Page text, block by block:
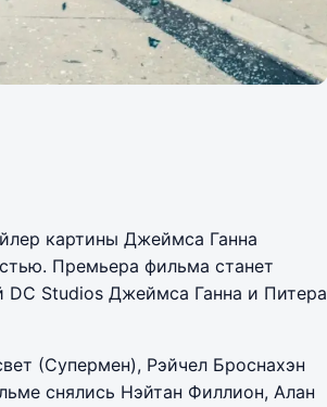
картины Джеймса Ганна
Премьера фильма станет
DC Studios Джеймса Ганна и Питера
(Супермен), Рэйчел Броснахэн
снялись Нэйтан Филлион, Алан